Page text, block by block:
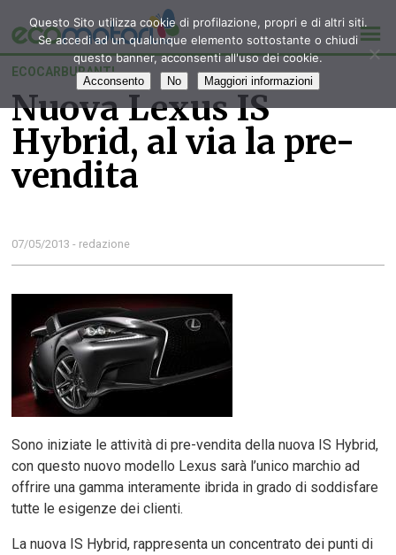
ECOCARBURANTI
Nuova Lexus IS
Hybrid, al via la pre-
vendita
07/05/2013 - redazione
Sono iniziate le attività di pre-vendita della nuova IS Hybrid,
con questo nuovo modello Lexus sarà l’unico marchio ad
offrire una gamma interamente ibrida in grado di soddisfare
tutte le esigenze dei clienti.
La nuova IS Hybrid, rappresenta un concentrato dei punti di
Questo Sito utilizza cookie di profilazione, propri e di altri siti.
Se accedi ad un qualunque elemento sottostante o chiudi
questo banner, acconsenti all'uso dei cookie.
Acconsento No Maggiori informazioni